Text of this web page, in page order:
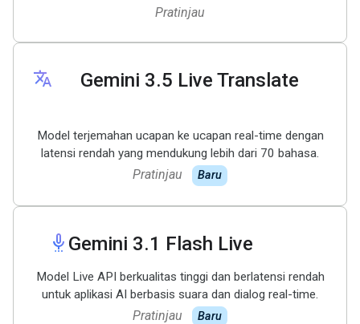
Pratinjau
translate Gemini 3.5 Live Translate
Model terjemahan ucapan ke ucapan real-time dengan
latensi rendah yang mendukung lebih dari 70 bahasa.
Pratinjau Baru
settings_voice Gemini 3.1 Flash Live
Model Live API berkualitas tinggi dan berlatensi rendah
untuk aplikasi AI berbasis suara dan dialog real-time.
Pratinjau Baru